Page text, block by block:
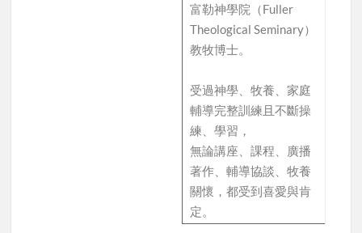
富勒神學院（Fuller
Theological Seminary）
教牧博士。
受過神學、牧養、家庭
輔導完整訓練且不斷操
練、學習，
無論講座、課程、廣播
著作、輔導協談、牧養
關懷，都受到喜愛與肯
定。